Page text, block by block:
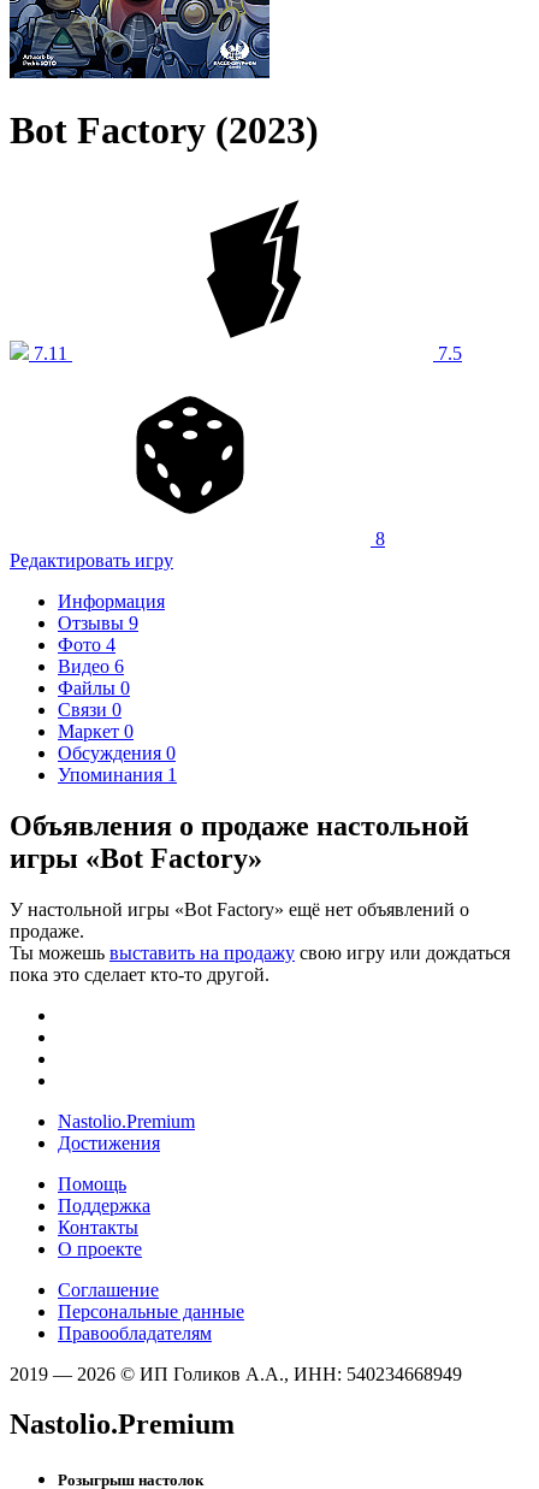
Bot Factory (2023)
7.11 7.5
8
Редактировать игру
Информация
Отзывы 9
Фото 4
Видео 6
Файлы 0
Связи 0
Маркет 0
Обсуждения 0
Упоминания 1
Объявления о продаже настольной
игры «Bot Factory»
У настольной игры «Bot Factory» ещё нет объявлений о
продаже.
Ты можешь выставить на продажу свою игру или дождаться
пока это сделает кто-то другой.
Nastolio.Premium
Достижения
Помощь
Поддержка
Контакты
О проекте
Соглашение
Персональные данные
Правообладателям
2019 — 2026 © ИП Голиков А.А., ИНН: 540234668949
Nastolio.Premium
Розыгрыш настолок